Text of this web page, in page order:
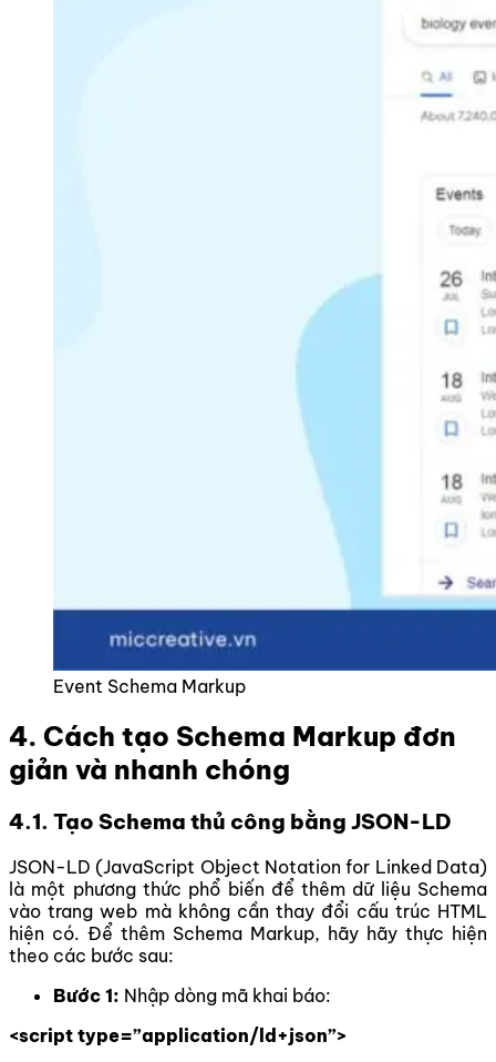
Event Schema Markup
4. Cách tạo Schema Markup đơn
giản và nhanh chóng
4.1. Tạo Schema thủ công bằng JSON-LD
JSON-LD (JavaScript Object Notation for Linked Data)
là một phương thức phổ biến để thêm dữ liệu Schema
vào trang web mà không cần thay đổi cấu trúc HTML
hiện có. Để thêm Schema Markup, hãy hãy thực hiện
theo các bước sau:
Bước 1: Nhập dòng mã khai báo:
<script type=”application/ld+json”>